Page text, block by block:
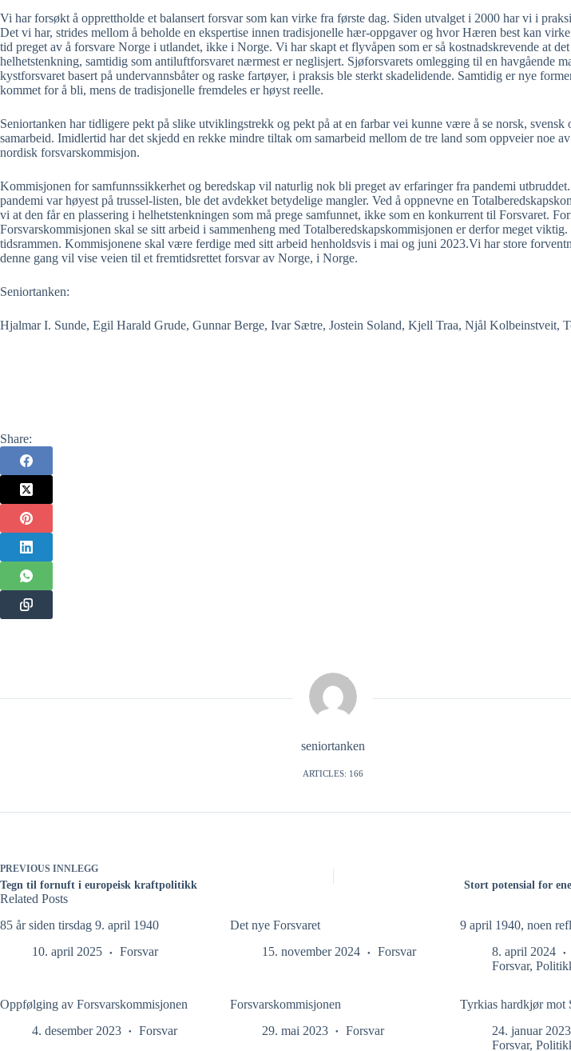
Vi har forsøkt å opprettholde et balansert forsvar som kan virke fra første dag. Siden utvalget i 2000 har vi i
Det vi har, strides mellom å beholde en ekspertise innen tradisjonelle hær-oppgaver og hvor Hæren best kan
tid preget av å forsvare Norge i utlandet, ikke i Norge. Vi har skapt et flyvåpen som er så kostnadskrevende at det
helhetstenkning, samtidig som antiluftforsvaret nærmest er neglisjert. Sjøforsvarets omlegging til en havgående
kystforsvaret basert på undervannsbåter og raske fartøyer, i praksis ble sterkt skadelidende. Samtidig er nye
kommet for å bli, mens de tradisjonelle fremdeles er høyst reelle.
Seniortanken har tidligere pekt på slike utviklingstrekk og pekt på at en farbar vei kunne være å se norsk, svensk
samarbeid. Imidlertid har det skjedd en rekke mindre tiltak om samarbeid mellom de tre land som oppveier noe
nordisk forsvarskommisjon.
Kommisjonen for samfunnssikkerhet og beredskap vil naturlig nok bli preget av erfaringer fra pandemi utbruddet.
pandemi var høyest på trussel-listen, ble det avdekket betydelige mangler. Ved å oppnevne en
vi at den får en plassering i helhetstenkningen som må prege samfunnet, ikke som en konkurrent til Forsvaret.
Forsvarskommisjonen skal se sitt arbeid i sammenheng med Totalberedskapskommisjonen er derfor meget
tidsrammen. Kommisjonene skal være ferdige med sitt arbeid henholdsvis i mai og juni 2023.Vi har store
denne gang vil vise veien til et fremtidsrettet forsvar av Norge, i Norge.
Seniortanken:
Hjalmar I. Sunde, Egil Harald Grude, Gunnar Berge, Ivar Sætre, Jostein Soland, Kjell Traa, Njål Kolbeinstveit,
Share:
seniortanken
ARTICLES: 166
PREVIOUS INNLEGG
Tegn til fornuft i europeisk kraftpolitikk Stort potensial for
Related Posts
85 år siden tirsdag 9. april 1940
10. april 2025
Forsvar
Det nye Forsvaret
15. november 2024
Forsvar
9 april 1940, noen
8. april 2024
Forsvar,
Oppfølging av Forsvarskommisjonen
4. desember 2023
Forsvar
Forsvarskommisjonen
29. mai 2023
Forsvar
Tyrkias hardkjør mot
24. januar 2023
Forsvar,